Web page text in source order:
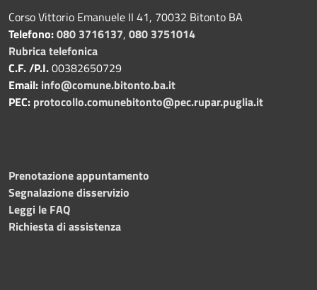
Corso Vittorio Emanuele II 41, 70032 Bitonto BA
Telefono:080 3716137, 080 3751014
Rubrica telefonica
C.F. /P.I.00382650729
Email: info@comune.bitonto.ba.it
PEC: protocollo.comunebitonto@pec.rupar.puglia.it
Prenotazione appuntamento
Segnalazione disservizio
Leggi le FAQ
Richiesta di assistenza